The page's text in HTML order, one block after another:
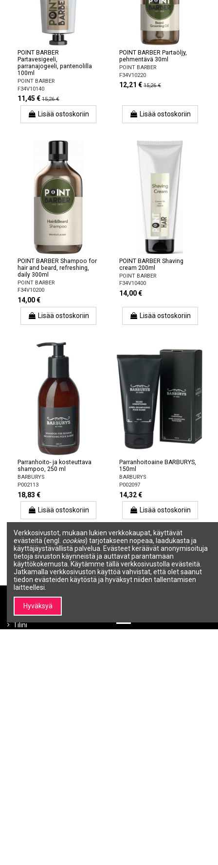
POINT BARBER
Partavesigeeli,
parranajogeeli, pantenolilla
100ml
POINT BARBER
F34V10140
11,45 € 15,26 €
Lisää ostoskoriin
POINT BARBER Partaöljy,
pehmentävä 30ml
POINT BARBER
F34V10220
12,21 € 15,26 €
Lisää ostoskoriin
POINT BARBER Shampoo for
hair and beard, refreshing,
daily 300ml
POINT BARBER
F34V10200
14,00 €
Lisää ostoskoriin
POINT BARBER Shaving
cream 200ml
POINT BARBER
F34V10400
14,00 €
Lisää ostoskoriin
Parranhoito- ja kosteuttava
shampoo, 250 ml
BARBURYS
P002113
18,83 €
Lisää ostoskoriin
Parranhoitoaine BARBURYS,
150ml
BARBURYS
P002097
14,32 €
Lisää ostoskoriin
1 2
Minun SALON LINE
Tilini
Verkkosivustot, mukaan lukien verkkokaupat, käyttävät
evästeitä (engl. cookies) tarjotakseen nopeaa, laadukasta ja
käyttäjäystävällistä palvelua. Evästeet keräävät anonymisoituja
tietoja sivuston käynneistä ja auttavat parantamaan
käyttökokemusta. Käytämme tällä verkkosivustolla evästeitä.
Jatkamalla verkkosivuston käyttöä vahvistat, että olet saanut
tiedon evästeiden käytöstä ja hyväksyt niiden tallentamisen
laitteellesi.
Hyväksyä